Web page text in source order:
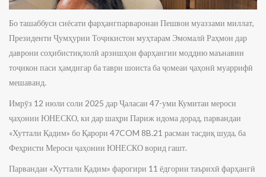
Бо ташаббуси сиёсати фарҳангпарваронаи Пешвои муаззами миллат,
Президенти Ҷумҳурии Тоҷикистон муҳтарам Эмомалӣ Раҳмон дар
даврони соҳибистиқлолӣ арзишҳои фарҳангии моддию маънавии
тоҷикон паси ҳамдигар ба таври шоиста ба ҷомеаи ҷаҳонӣ муаррифӣ
мешаванд.
Имрӯз 12 июли соли 2025 дар Ҷаласаи 47-уми Кумитаи мероси
ҷаҳонии ЮНЕСКО, ки дар шаҳри Париж идома дорад, парвандаи
«Хуттали Қадим» бо Қарори 47COM 8B.21 расман тасдиқ шуда, ба
Феҳристи Мероси ҷаҳонии ЮНЕСКО ворид гашт.
Парвандаи «Хуттали Қадим» фарогири 11 ёдгории таърихӣ фарҳангӣ